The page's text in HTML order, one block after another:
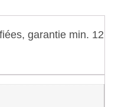
garantie min. 12